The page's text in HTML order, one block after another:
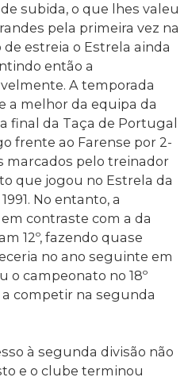
subida, o que lhes valeu
pela primeira vez na
de estreia o Estrela ainda
então a
A temporada
a melhor da equipa da
final da Taça de Portugal
frente ao Farense por 2-
marcados pelo treinador
que jogou no Estrela da
No entanto, a
contraste com a da
12º, fazendo quase
no ano seguinte em
o campeonato no 18º
competir na segunda
à segunda divisão não
e o clube terminou